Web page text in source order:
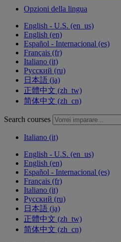
Opzioni della lingua
English - U.S. ‎(en_us)‎
English ‎(en)‎
Español - Internacional ‎(es)‎
Français ‎(fr)‎
Italiano ‎(it)‎
Русский ‎(ru)‎
日本語 ‎(ja)‎
正體中文 ‎(zh_tw)‎
简体中文 ‎(zh_cn)‎
Search courses
Italiano ‎(it)‎
English - U.S. ‎(en_us)‎
English ‎(en)‎
Español - Internacional ‎(es)‎
Français ‎(fr)‎
Italiano ‎(it)‎
Русский ‎(ru)‎
日本語 ‎(ja)‎
正體中文 ‎(zh_tw)‎
简体中文 ‎(zh_cn)‎